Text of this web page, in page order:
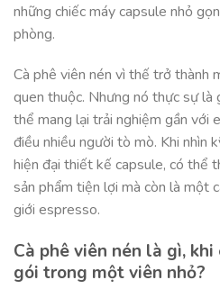
những chiếc máy capsule nhỏ
phòng.
Cà phê viên nén vì thế trở thành
quen thuộc. Nhưng nó thực sự là
thể mang lại trải nghiệm gần với
điều nhiều người tò mò. Khi nhìn
hiện đại thiết kế capsule, có thể
sản phẩm tiện lợi mà còn là một
giới espresso.
Cà phê viên nén là gì,
gói trong một viên nhỏ?